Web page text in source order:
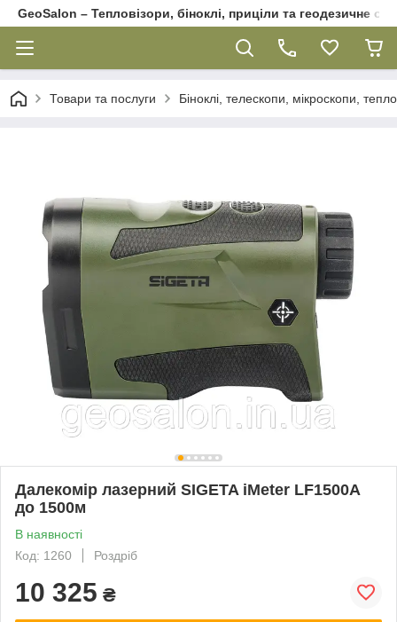
GeoSalon – Тепловізори, біноклі, приціли та геодезичне
Товари та послуги Біноклі, телескопи, мікроскопи,
Далекомір лазерний SIGETA iMeter LF1500A
до 1500м
В наявності
Код: 1260
Роздріб
10 325 ₴